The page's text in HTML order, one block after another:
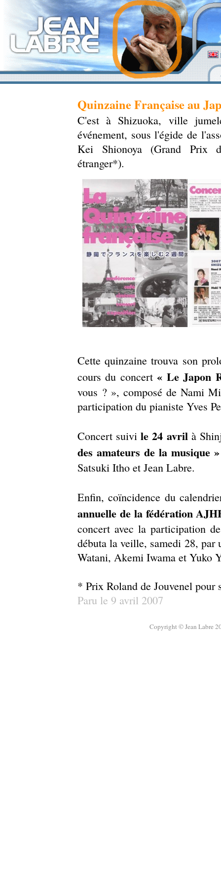
Quinzaine Française au
C'est à Shizuoka, ville
événement, sous l'égide de
Kei Shionoya (Grand Prix
étranger*).
Cette quinzaine trouva son
cours du concert« Le Japon
vous ? », composé de Nami
participation du pianiste Yves
Concert suivile 24 avrilà
des amateurs de la musique »
Satsuki Itho et Jean Labre.
Enfin, coïncidence du
annuelle de la fédération
concert avec la participation
débuta la veille, samedi 28, par
Watani, Akemi Iwama et Yuko
* Prix Roland de Jouvenel pour
Paru le 9 avril 2007
Copyright © Jean Labre